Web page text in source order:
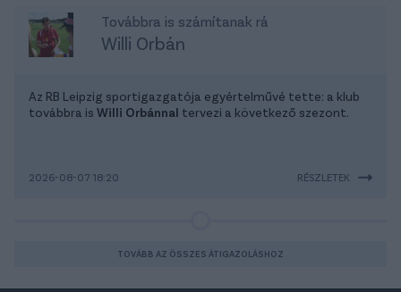
Továbbra is számítanak rá
Willi Orbán
Az RB Leipzig sportigazgatója egyértelművé tette: a klub
továbbra is Willi Orbánnal tervezi a következő szezont.
2026-08-07 18:20 RÉSZLETEK
TOVÁBB AZ ÖSSZES ÁTIGAZOLÁSHOZ